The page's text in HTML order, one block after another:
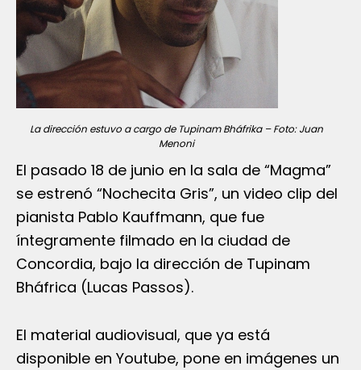
La dirección estuvo a cargo de Tupinam Bháfrika – Foto: Juan
Menoni
El pasado 18 de junio en la sala de “Magma”
se estrenó “Nochecita Gris”, un video clip del
pianista Pablo Kauffmann, que fue
íntegramente filmado en la ciudad de
Concordia, bajo la dirección de Tupinam
Bháfrica (Lucas Passos).
El material audiovisual, que ya está
disponible en Youtube, pone en imágenes un